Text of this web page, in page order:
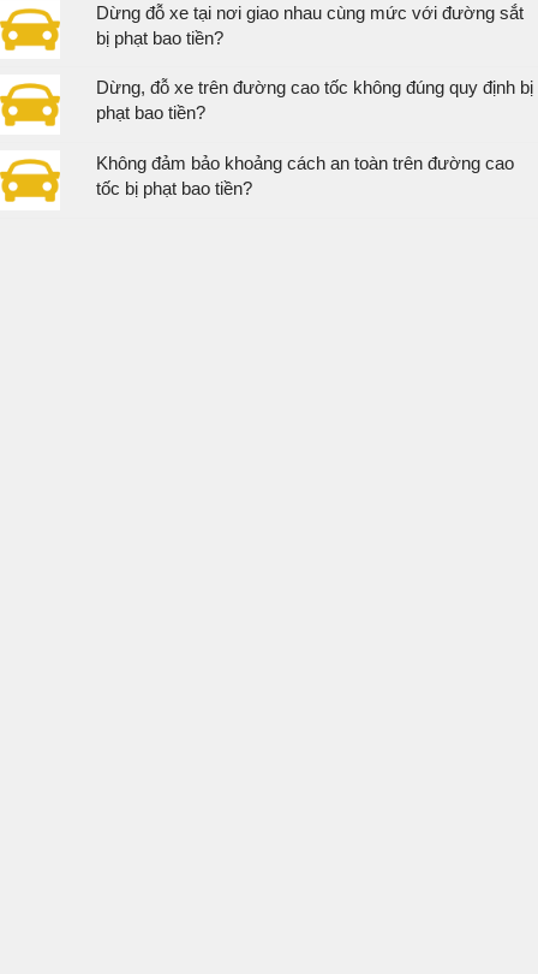
Dừng đỗ xe tại nơi giao nhau cùng mức với đường sắt
bị phạt bao tiền?
Dừng, đỗ xe trên đường cao tốc không đúng quy định bị
phạt bao tiền?
Không đảm bảo khoảng cách an toàn trên đường cao
tốc bị phạt bao tiền?